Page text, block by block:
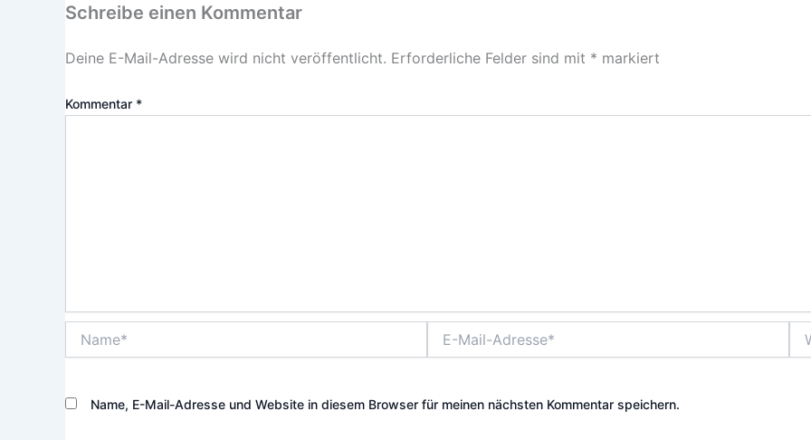
Schreibe einen Kommentar
Deine E-Mail-Adresse wird nicht veröffentlicht. Erforderliche Felder sind mit * markiert
Kommentar *
Mail-
Name, E-Mail-Adresse und Website in diesem Browser für meinen nächsten Kommentar speichern.